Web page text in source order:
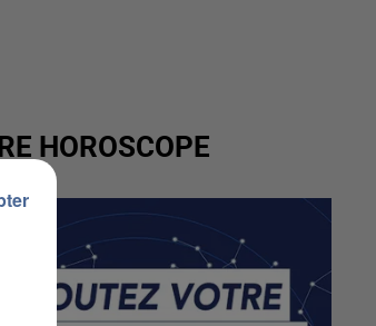
HOROSCOPE